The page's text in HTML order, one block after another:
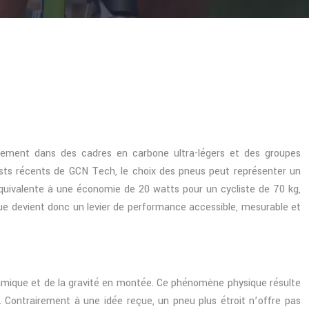
dans des cadres en carbone ultra-légers et des groupes
récents de GCN Tech, le choix des pneus peut représenter un
à une économie de 20 watts pour un cycliste de 70 kg,
devient donc un levier de performance accessible, mesurable et
et de la gravité en montée. Ce phénomène physique résulte
à une idée reçue, un pneu plus étroit n’offre pas